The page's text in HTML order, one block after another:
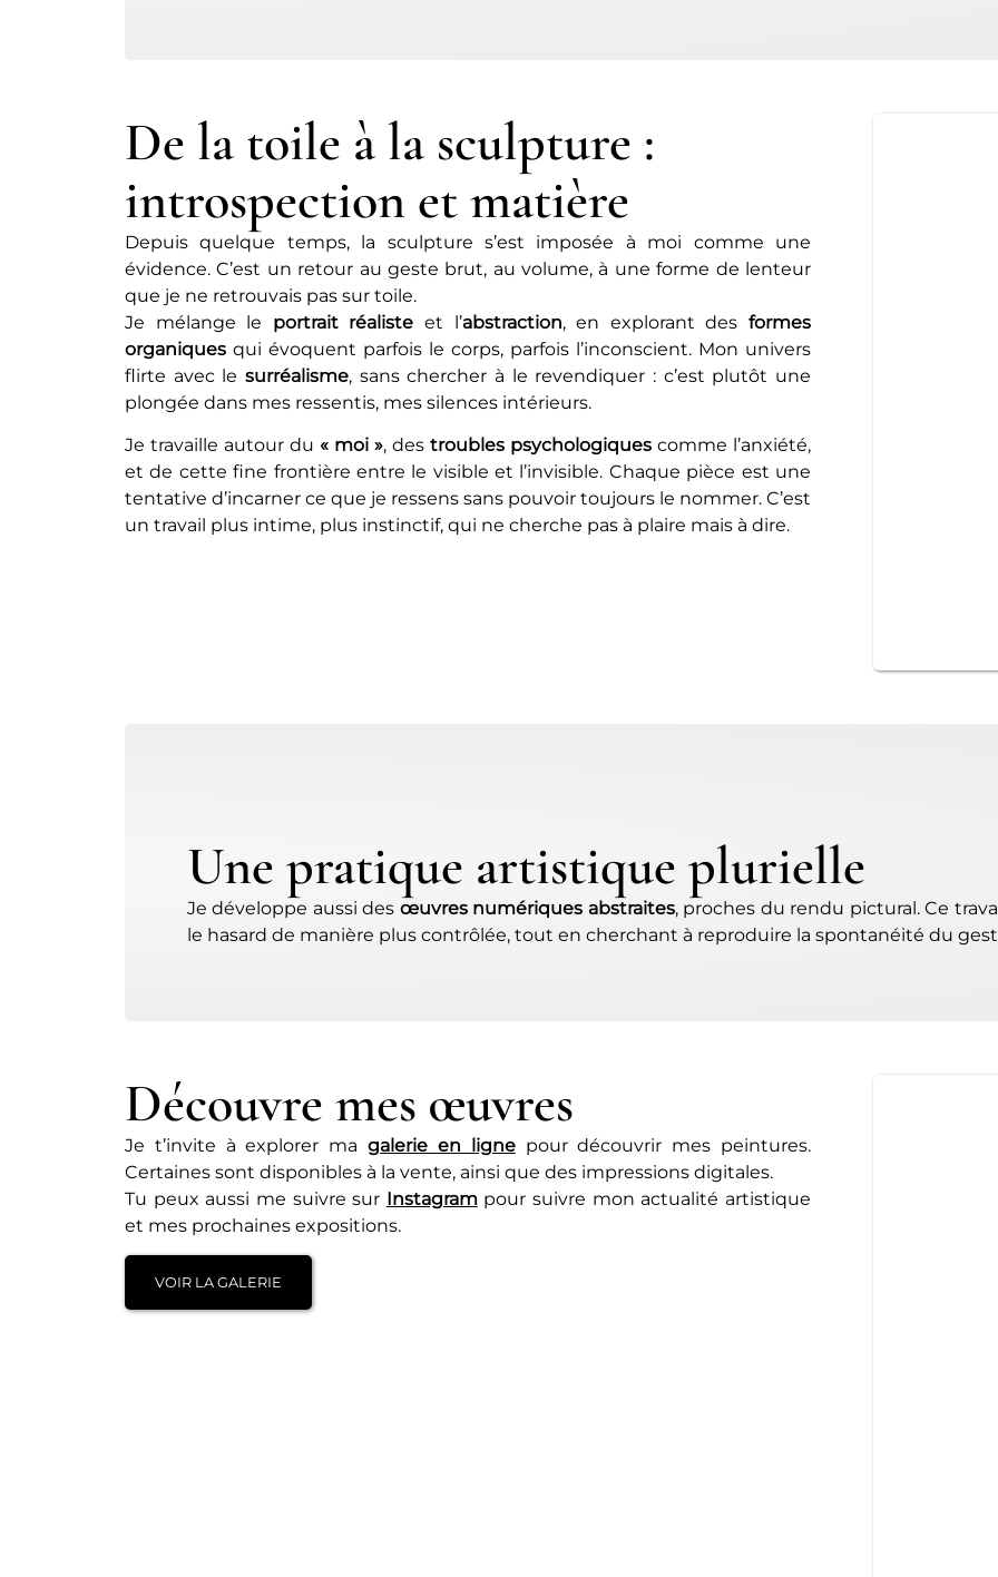
De la toile à la sculpture :
introspection et matière
Depuis quelque temps, la sculpture s’est imposée à moi comme une
évidence. C’est un retour au geste brut, au volume, à une forme de lenteur
que je ne retrouvais pas sur toile.
Je mélange le portrait réaliste et l’abstraction, en explorant desformes
organiques qui évoquent parfois le corps, parfois l’inconscient. Mon univers
flirte avec le surréalisme, sans chercher à le revendiquer : c’est plutôt une
plongée dans mes ressentis, mes silences intérieurs.
Je travaille autour du « moi », des troubles psychologiques comme l’anxiété,
et de cette fine frontière entre le visible et l’invisible. Chaque pièce est une
tentative d’incarner ce que je ressens sans pouvoir toujours le nommer. C’est
un travail plus intime, plus instinctif, qui ne cherche pas à plaire mais à dire.
Une pratique artistique plurielle
Je développe aussi des œuvres numériques abstraites, proches du rendu pictural. Ce
le hasard de manière plus contrôlée, tout en cherchant à reproduire la spontanéité du
Découvre mes œuvres
Je t’invite à explorer magalerie en lignepour découvrir mes peintures.
Certaines sont disponibles à la vente, ainsi que des impressions digitales.
Tu peux aussi me suivre sur Instagrampour suivre mon actualité artistique
et mes prochaines expositions.
VOIR LA GALERIE